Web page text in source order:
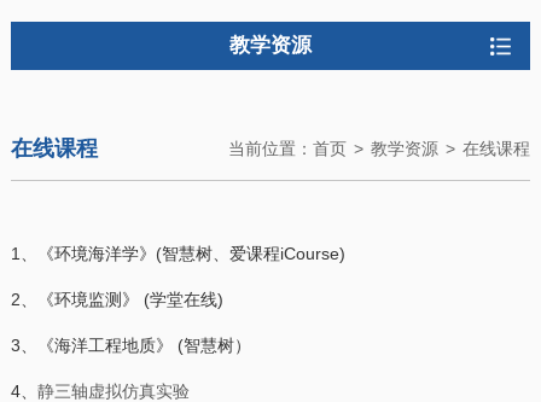
教学资源
当前位置：首页 > 教学资源 > 在线课程
在线课程
1、《环境海洋学》(智慧树、爱课程iCourse)
2、《环境监测》 (学堂在线)
3、《海洋工程地质》 (智慧树）
4、 静三轴虚拟仿真实验